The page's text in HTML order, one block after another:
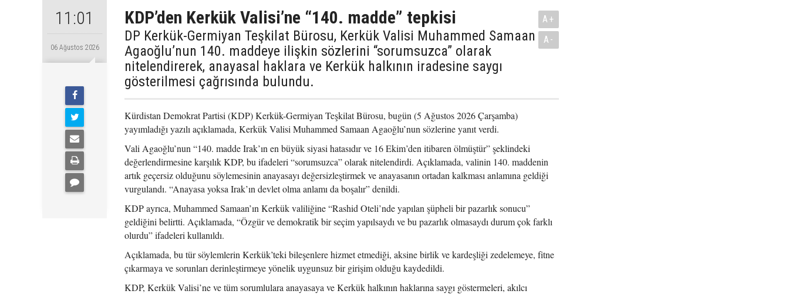
11:01
06 Ağustos 2026
KDP’den Kerkük Valisi’ne “140. madde” tepkisi
DP Kerkük-Germiyan Teşkilat Bürosu, Kerkük Valisi Muhammed Samaan
Agaoğlu’nun 140. maddeye ilişkin sözlerini “sorumsuzca” olarak
nitelendirerek, anayasal haklara ve Kerkük halkının iradesine saygı
gösterilmesi çağrısında bulundu.
A+
A-
Kürdistan Demokrat Partisi (KDP) Kerkük-Germiyan Teşkilat Bürosu, bugün (5 Ağustos 2026 Çarşamba)
yayımladığı yazılı açıklamada, Kerkük Valisi Muhammed Samaan Agaoğlu’nun sözlerine yanıt verdi.
Vali Agaoğlu’nun “140. madde Irak’ın en büyük siyasi hatasıdır ve 16 Ekim’den itibaren ölmüştür” şeklindeki
değerlendirmesine karşılık KDP, bu ifadeleri “sorumsuzca” olarak nitelendirdi. Açıklamada, valinin 140. maddenin
artık geçersiz olduğunu söylemesinin anayasayı değersizleştirmek ve anayasanın ortadan kalkması anlamına geldiği
vurgulandı. “Anayasa yoksa Irak’ın devlet olma anlamı da boşalır” denildi.
KDP ayrıca, Muhammed Samaan’ın Kerkük valiliğine “Rashid Oteli’nde yapılan şüpheli bir pazarlık sonucu”
geldiğini belirtti. Açıklamada, “Özgür ve demokratik bir seçim yapılsaydı ve bu pazarlık olmasaydı durum çok farklı
olurdu” ifadeleri kullanıldı.
Açıklamada, bu tür söylemlerin Kerkük’teki bileşenlere hizmet etmediği, aksine birlik ve kardeşliği zedelemeye, fitne
çıkarmaya ve sorunları derinleştirmeye yönelik uygunsuz bir girişim olduğu kaydedildi.
KDP, Kerkük Valisi’ne ve tüm sorumlulara anayasaya ve Kerkük halkının haklarına saygı göstermeleri, akılcı